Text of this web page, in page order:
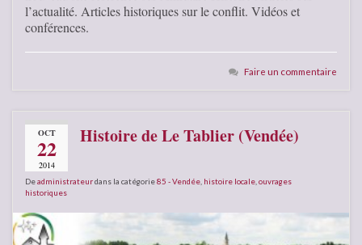
l’actualité. Articles historiques sur le conflit. Vidéos et
conférences.
Faire un commentaire
OCT
22
2014
Histoire de Le Tablier (Vendée)
Deadministrateurdans la catégorie85 - Vendée histoire locale ouvrages
historiques